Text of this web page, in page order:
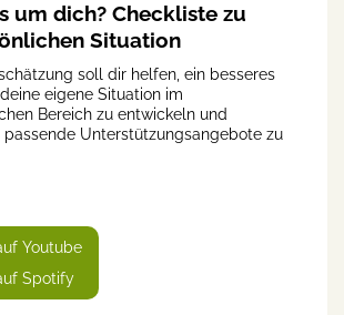
um dich? Checkliste zu
Situation
soll dir helfen, ein besseres
eigene Situation im
Bereich zu entwickeln und
Unterstützungsangebote zu
Youtube
Spotify